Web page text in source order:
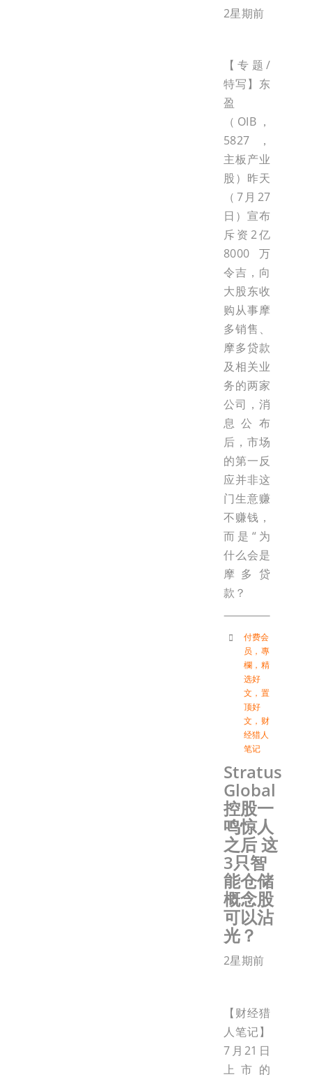
2星期前
【专题/
特写】东
盈
（OIB，
5827，
主板产业
股）昨天
（7月27
日）宣布
斥资2亿
8000万
令吉，向
大股东收
购从事摩
多销售、
摩多贷款
及相关业
务的两家
公司，消
息公布
后，市场
的第一反
应并非这
门生意赚
不赚钱，
而是“为
什么会是
摩多贷
款？
付费会
员 ， 專
欄 ， 精
选好
文 ， 置
顶好
文 ， 财
经猎人
笔记
Stratus
Global
控股一
鸣惊人
之后 这
3只智
能仓储
概念股
可以沾
光？
2星期前
【财经猎
人笔记】
7月21日
上市的